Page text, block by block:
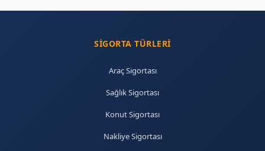
SIGORTA TÜRLERI
Araç Sigortası
Sağlık Sigortası
Konut Sigortası
Nakliye Sigortası